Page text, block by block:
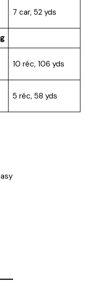
7 car, 52 yds
10 réc, 106 yds
5 réc, 58 yds